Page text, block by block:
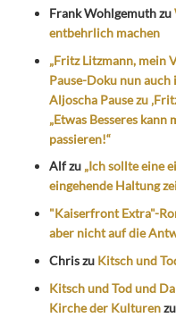
Frank Wohlgemuthzu
entbehrlich machen
„Fritz Litzmann, mein
Pause-Doku nun
Aljoscha Pause zu
„Etwas Besseres
passieren!“
Alfzu „Ich sollte eine
eingehende Haltung
"Kaiserfront Extra"-
aber nicht auf die
Chriszu Kitsch und
Kitsch und Tod und
Kirche der Kulturenzu